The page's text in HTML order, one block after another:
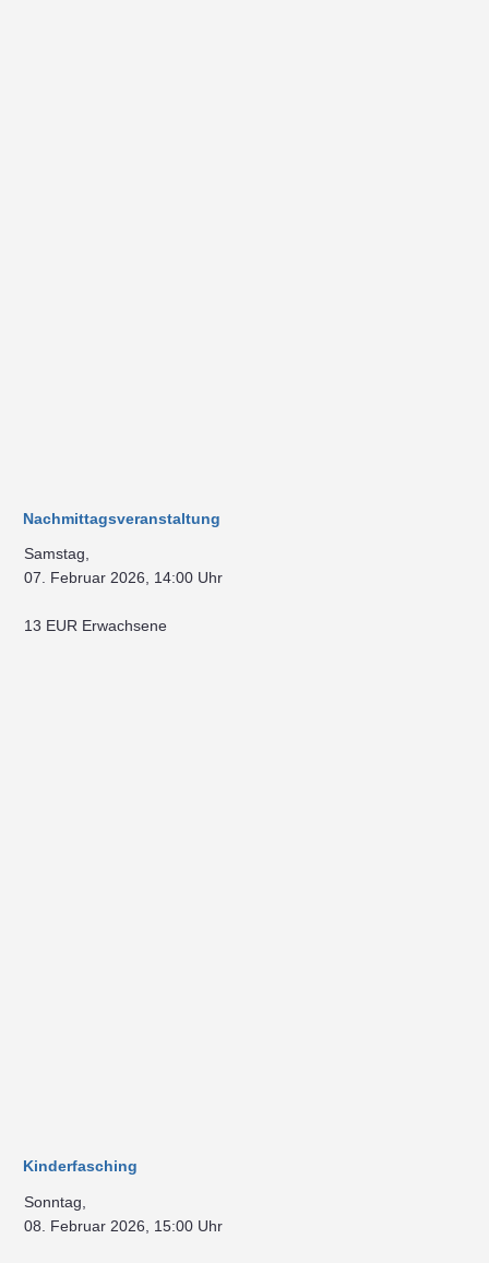
Nachmittagsveranstaltung
Samstag,
07. Februar 2026, 14:00 Uhr
13 EUR Erwachsene
Kinderfasching
Sonntag,
08. Februar 2026, 15:00 Uhr